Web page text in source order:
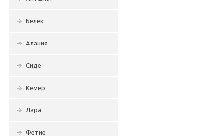
Белек
Алания
Сиде
Кемер
Лара
Фетие